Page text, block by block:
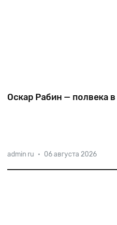
Оскар Рабин — полвека в
персональная выставка
еврейского художника
admin ru • 06 августа 2026